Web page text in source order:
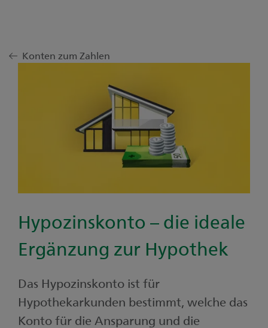
Konten zum Zahlen
Hypozinskonto – die ideale
Ergänzung zur Hypothek
Das Hypozinskonto ist für
Hypothekarkunden bestimmt, welche das
Konto für die Ansparung und die